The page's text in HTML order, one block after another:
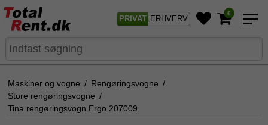
PRIVAT ERHVERV
0
Maskiner og vogne / Rengøringsvogne /
Store rengøringsvogne /
Tina rengøringsvogn Ergo 207009